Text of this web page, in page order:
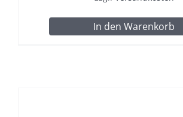
In den Warenkorb